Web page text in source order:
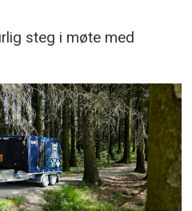
steg i møte med